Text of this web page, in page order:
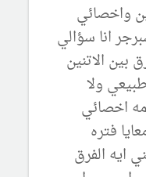
واخصائي
انا سؤالي
الاتنين
ولا
اخصائي
فتره
ايه الفرق